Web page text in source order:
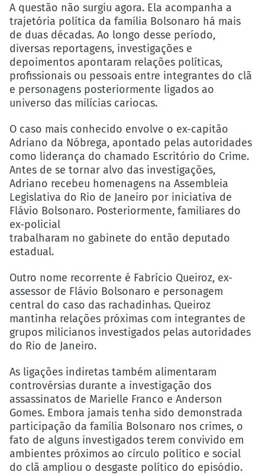
A questão não surgiu agora. Ela acompanha a
trajetória política da família Bolsonaro há mais
de duas décadas. Ao longo desse período,
diversas reportagens, investigações e
depoimentos apontaram relações políticas,
profissionais ou pessoais entre integrantes do clã
e personagens posteriormente ligados ao
universo das milícias cariocas.
O caso mais conhecido envolve o ex-capitão
Adriano da Nóbrega, apontado pelas autoridades
como liderança do chamado Escritório do Crime.
Antes de se tornar alvo das investigações,
Adriano recebeu homenagens na Assembleia
Legislativa do Rio de Janeiro por iniciativa de
Flávio Bolsonaro. Posteriormente, familiares do
ex-policial
trabalharam no gabinete do então deputado
estadual.
Outro nome recorrente é Fabrício Queiroz, ex-
assessor de Flávio Bolsonaro e personagem
central do caso das rachadinhas. Queiroz
mantinha relações próximas com integrantes de
grupos milicianos investigados pelas autoridades
do Rio de Janeiro.
As ligações indiretas também alimentaram
controvérsias durante a investigação dos
assassinatos de Marielle Franco e Anderson
Gomes. Embora jamais tenha sido demonstrada
participação da família Bolsonaro nos crimes, o
fato de alguns investigados terem convivido em
ambientes próximos ao círculo político e social
do clã ampliou o desgaste político do episódio.